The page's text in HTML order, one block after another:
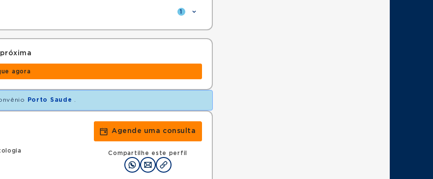
1
agora
Porto Saude
Agende uma consulta
Compartilhe este perfil